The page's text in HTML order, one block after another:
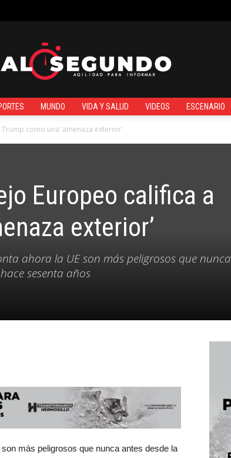
Segundo
MUNDO VIDA Y SALUD VIDEOS ESCENARIO
como una ‘amenaza exterior’
Europeo califica a
exterior’
ahora la UE son más peligrosos que nunca
sesenta años
más peligrosos que nunca antes desde la